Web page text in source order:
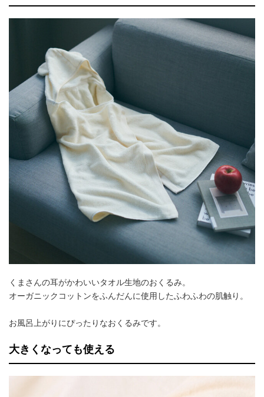
くまさんの耳がかわいいタオル生地のおくるみ。
オーガニックコットンをふんだんに使用したふわふわの肌触り。
お風呂上がりにぴったりなおくるみです。
大きくなっても使える